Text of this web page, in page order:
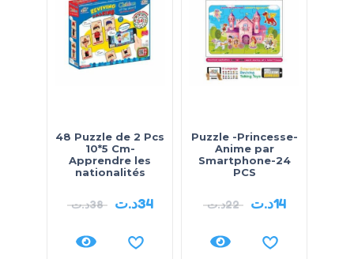
48 Puzzle de 2 Pcs
10*5 Cm-
Apprendre les
nationalités
38د.ت 34د.ت
Puzzle -Princesse-
Anime par
Smartphone-24
PCS
22د.ت 14د.ت